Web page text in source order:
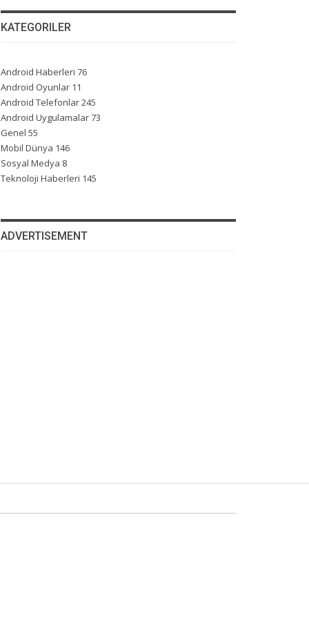
KATEGORILER
Android Haberleri 76
Android Oyunlar 11
Android Telefonlar245
Android Uygulamalar73
Genel 55
Mobil Dünya 146
Sosyal Medya 8
Teknoloji Haberleri 145
ADVERTISEMENT